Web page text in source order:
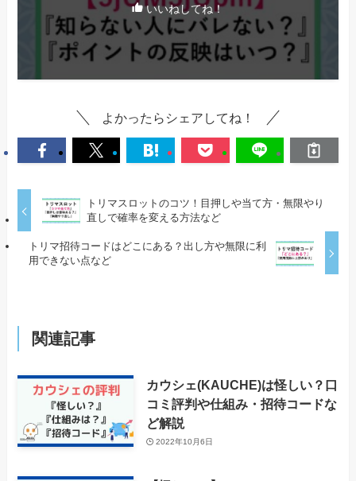
いいねしてね！
よかったらシェアしてね！
トリマスロットのコツ！目押しや当て方・無限やり
直しで確率を変える方法など
トリマ招待コードはどこにある？出し方や無限に利
用できない点など
関連記事
カウシェ(KAUCHE)は怪しい？口
コミ評判や仕組み・招待コードな
ど解説
2022年10月6日